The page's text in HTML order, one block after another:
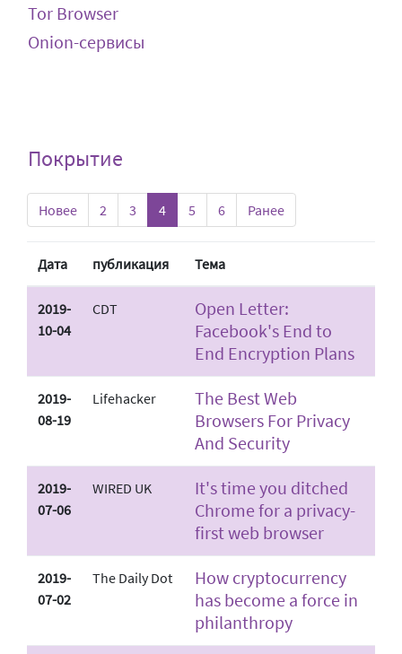
Tor Browser
Onion-сервисы
Покрытие
Новее 2 3 4 5 6 Ранее
Дата публикация Тема
2019-
10-04
CDT
Open Letter:
Facebook's End to
End Encryption Plans
2019-
08-19
Lifehacker
The Best Web
Browsers For Privacy
And Security
2019-
07-06
WIRED UK
It's time you ditched
Chrome for a privacy-
first web browser
2019-
07-02
The Daily Dot
How cryptocurrency
has become a force in
philanthropy